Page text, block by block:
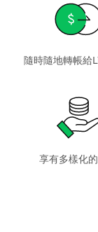
隨時隨地轉帳給
享有多樣化